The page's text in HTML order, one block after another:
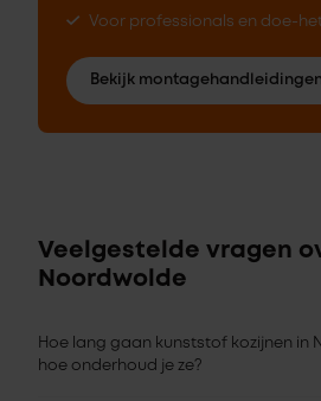
Voor professionals en doe-
Bekijk
Veelgestelde vragen
Noordwolde
Hoe lang gaan kunststof kozijnen in
hoe onderhoud je ze?